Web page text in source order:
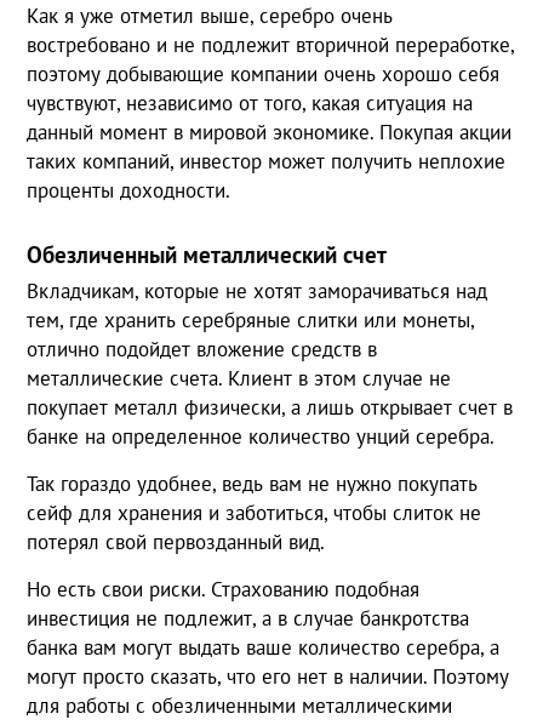
Как я уже отметил выше, серебро очень
востребовано и не подлежит вторичной переработке,
поэтому добывающие компании очень хорошо себя
чувствуют, независимо от того, какая ситуация на
данный момент в мировой экономике. Покупая акции
таких компаний, инвестор может получить неплохие
проценты доходности.
Обезличенный металлический счет
Вкладчикам, которые не хотят заморачиваться над
тем, где хранить серебряные слитки или монеты,
отлично подойдет вложение средств в
металлические счета. Клиент в этом случае не
покупает металл физически, а лишь открывает счет в
банке на определенное количество унций серебра.
Так гораздо удобнее, ведь вам не нужно покупать
сейф для хранения и заботиться, чтобы слиток не
потерял свой первозданный вид.
Но есть свои риски. Страхованию подобная
инвестиция не подлежит, а в случае банкротства
банка вам могут выдать ваше количество серебра, а
могут просто сказать, что его нет в наличии. Поэтому
для работы с обезличенными металлическими